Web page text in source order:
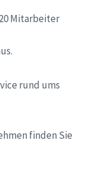
Mitarbeiter
rund ums
finden Sie